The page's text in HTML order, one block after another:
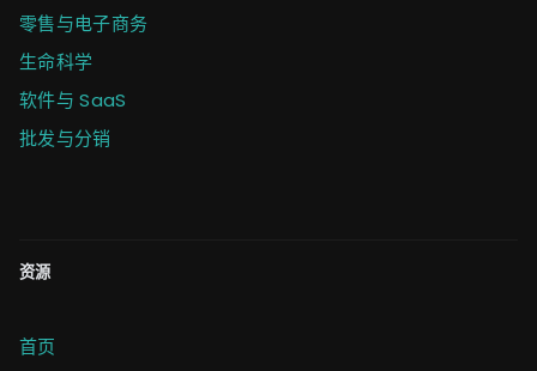
零售与电子商务
生命科学
软件与 SaaS
批发与分销
资源
首页